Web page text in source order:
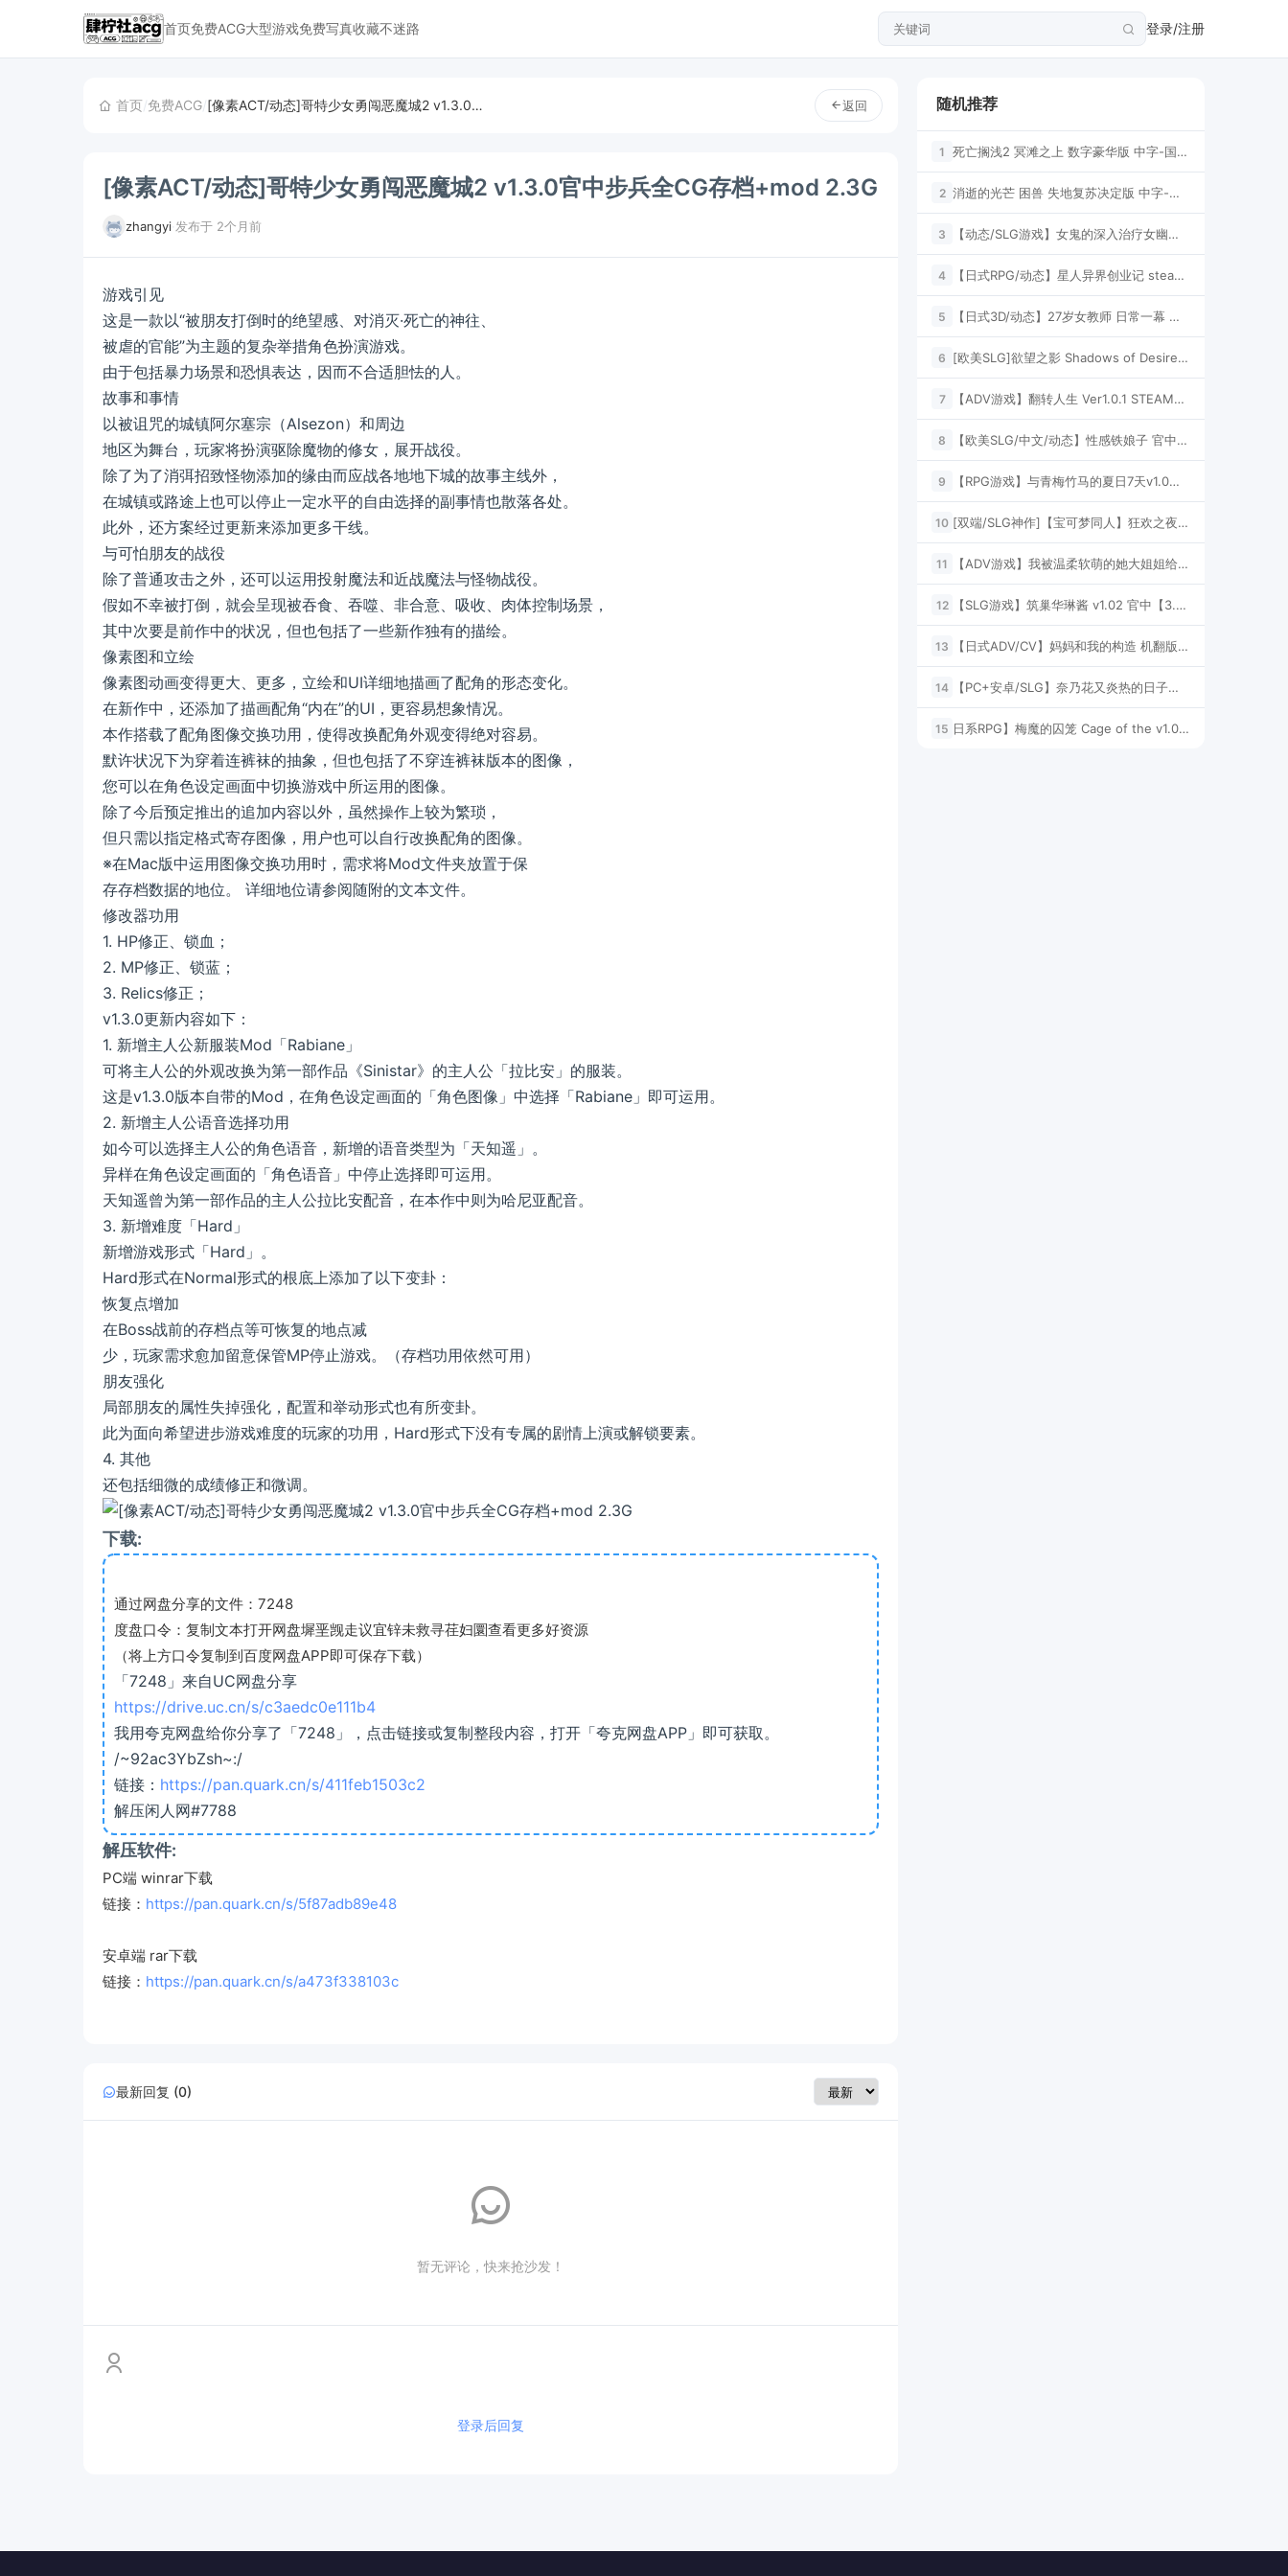
首页免费ACG大型游戏免费写真收藏不迷路 登录/注册
首页/免费ACG/ [像素ACT/动态]哥特少女勇闯恶魔城2 v1.3.0官中步兵全CG存档+mod 2.3G 返回
[像素ACT/动态]哥特少女勇闯恶魔城2 v1.3.0官中步兵全CG存档+mod 2.3G
zhangyi 发布于 2个月前
游戏引见
这是一款以“被朋友打倒时的绝望感、对消灭·死亡的神往、
被虐的官能”为主题的复杂举措角色扮演游戏。
由于包括暴力场景和恐惧表达，因而不合适胆怯的人。
故事和事情
以被诅咒的城镇阿尔塞宗（Alsezon）和周边
地区为舞台，玩家将扮演驱除魔物的修女，展开战役。
除了为了消弭招致怪物添加的缘由而应战各地地下城的故事主线外，
在城镇或路途上也可以停止一定水平的自由选择的副事情也散落各处。
此外，还方案经过更新来添加更多干线。
与可怕朋友的战役
除了普通攻击之外，还可以运用投射魔法和近战魔法与怪物战役。
假如不幸被打倒，就会呈现被吞食、吞噬、非合意、吸收、肉体控制场景，
其中次要是前作中的状况，但也包括了一些新作独有的描绘。
像素图和立绘
像素图动画变得更大、更多，立绘和UI详细地描画了配角的形态变化。
在新作中，还添加了描画配角“内在”的UI，更容易想象情况。
本作搭载了配角图像交换功用，使得改换配角外观变得绝对容易。
默许状况下为穿着连裤袜的抽象，但也包括了不穿连裤袜版本的图像，
您可以在角色设定画面中切换游戏中所运用的图像。
除了今后预定推出的追加内容以外，虽然操作上较为繁琐，
但只需以指定格式寄存图像，用户也可以自行改换配角的图像。
※在Mac版中运用图像交换功用时，需求将Mod文件夹放置于保
存存档数据的地位。 详细地位请参阅随附的文本文件。
修改器功用
1. HP修正、锁血；
2. MP修正、锁蓝；
3. Relics修正；
v1.3.0更新内容如下：
1. 新增主人公新服装Mod「Rabiane」
可将主人公的外观改换为第一部作品《Sinistar》的主人公「拉比安」的服装。
这是v1.3.0版本自带的Mod，在角色设定画面的「角色图像」中选择「Rabiane」即可运用。
2. 新增主人公语音选择功用
如今可以选择主人公的角色语音，新增的语音类型为「天知遥」。
异样在角色设定画面的「角色语音」中停止选择即可运用。
天知遥曾为第一部作品的主人公拉比安配音，在本作中则为哈尼亚配音。
3. 新增难度「Hard」
新增游戏形式「Hard」。
Hard形式在Normal形式的根底上添加了以下变卦：
恢复点增加
在Boss战前的存档点等可恢复的地点减
少，玩家需求愈加留意保管MP停止游戏。（存档功用依然可用）
朋友强化
局部朋友的属性失掉强化，配置和举动形式也有所变卦。
此为面向希望进步游戏难度的玩家的功用，Hard形式下没有专属的剧情上演或解锁要素。
4. 其他
还包括细微的成绩修正和微调。
下载:
通过网盘分享的文件：7248
度盘口令：复制文本打开网盘墀垩觊走议宜锌未救寻荏妇圜查看更多好资源
（将上方口令复制到百度网盘APP即可保存下载）
「7248」来自UC网盘分享
https://drive.uc.cn/s/c3aedc0e111b4
我用夸克网盘给你分享了「7248」，点击链接或复制整段内容，打开「夸克网盘APP」即可获取。
/~92ac3YbZsh~:/
链接： https://pan.quark.cn/s/411feb1503c2
解压闲人网#7788
解压软件:
PC端 winrar下载
链接： https://pan.quark.cn/s/5f87adb89e48
安卓端 rar下载
链接： https://pan.quark.cn/s/a473f338103c
最新回复 (0)
暂无评论，快来抢沙发！
登录后回复
随机推荐
1 死亡搁浅2 冥滩之上 数字豪华版 中字-国语 V1.1.53.0Fix+全DLC+预购奖励+修改器【100G】
2 消逝的光芒 困兽 失地复苏决定版 中字-国语 V1.6.0-噩梦 豪华单机版 【74G】
3 【动态/SLG游戏】女鬼的深入治疗女幽霊の秘められた治療~V0.8.26+存档【7G】
4 【日式RPG/动态】星人异界创业记 steam官中步兵版2G
5 【日式3D/动态】27岁女教师 日常一幕 第1章 DL官中版1.1G
6 [欧美SLG]欲望之影 Shadows of Desire Ch.5-Ch.9 Ver0.9.5 第二部 汉化版PC+安卓14.3G
7 【ADV游戏】翻转人生 Ver1.0.1 STEAM官方中文版【800M/CV】
8 【欧美SLG/中文/动态】性感铁娘子 官中步兵版 【新作/2.7G】
9 【RPG游戏】与青梅竹马的夏日7天v1.0汉化版1G
10 [双端/SLG神作]【宝可梦同人】狂欢之夜 Unova Nights v3.0 汉化版2GB
11 【ADV游戏】我被温柔软萌的她大姐姐给缠上了 汉化666M
12 【SLG游戏】筑巢华琳酱 v1.02 官中【3.99GB】
13 【日式ADV/CV】妈妈和我的构造 机翻版【1.3G】
14 【PC+安卓/SLG】奈乃花又炎热的日子汉化版+自带全CG回想500M
15 日系RPG】梅魔的囚笼 Cage of the v1.02 官方中文版【428M】